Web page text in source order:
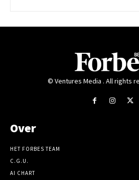
© Ventures Media . All rights
Over
HET FORBES TEAM
C.G.U.
AI CHART